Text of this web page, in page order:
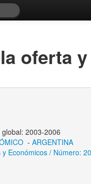
oferta
2003-2006
- ARGENTINA
Económicos / Número: